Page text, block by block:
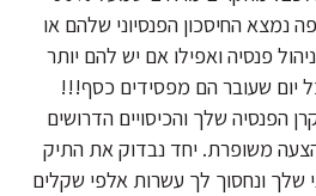
נמצא החיסכון הפנסיוני שלהם או
פנסיה ואפילו אם יש להם יותר
יום שעובר הם מפסידים כסף!!!
הפנסיה שלך והכיסויים הדרושים
משופרת. יחד נבדוק את התיק
שלך ונחסוך לך עשרות אלפי שקלים